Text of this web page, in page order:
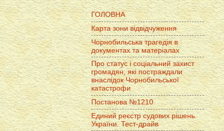
ГОЛОВНА
Карта зони відвідчуження
Чорнобильська трагедія в
документах та матеріалах
Про статус і соціальний захист
громадян, які постраждали
внаслідок Чорнобильської
катастрофи
Постанова №1210
Единий реєстр судових рішень
України. Тест-драйв